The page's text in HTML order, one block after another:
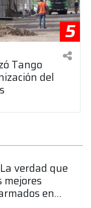
5
Tango
del
verdad que
mejores
en